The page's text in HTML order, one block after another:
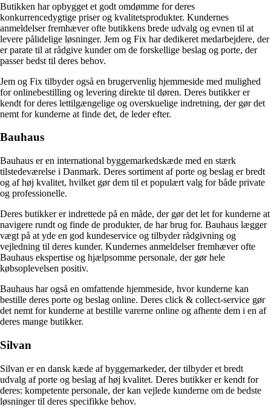
Butikken har opbygget et godt omdømme for deres
konkurrencedygtige priser og kvalitetsprodukter. Kundernes
anmeldelser fremhæver ofte butikkens brede udvalg og evnen til at
levere pålidelige løsninger. Jem og Fix har dedikeret medarbejdere, der
er parate til at rådgive kunder om de forskellige beslag og porte, der
passer bedst til deres behov.
Jem og Fix tilbyder også en brugervenlig hjemmeside med mulighed
for onlinebestilling og levering direkte til døren. Deres butikker er
kendt for deres lettilgængelige og overskuelige indretning, der gør det
nemt for kunderne at finde det, de leder efter.
Bauhaus
Bauhaus er en international byggemarkedskæde med en stærk
tilstedeværelse i Danmark. Deres sortiment af porte og beslag er bredt
og af høj kvalitet, hvilket gør dem til et populært valg for både private
og professionelle.
Deres butikker er indrettede på en måde, der gør det let for kunderne at
navigere rundt og finde de produkter, de har brug for. Bauhaus lægger
vægt på at yde en god kundeservice og tilbyder rådgivning og
vejledning til deres kunder. Kundernes anmeldelser fremhæver ofte
Bauhaus ekspertise og hjælpsomme personale, der gør hele
købsoplevelsen positiv.
Bauhaus har også en omfattende hjemmeside, hvor kunderne kan
bestille deres porte og beslag online. Deres click & collect-service gør
det nemt for kunderne at bestille varerne online og afhente dem i en af
deres mange butikker.
Silvan
Silvan er en dansk kæde af byggemarkeder, der tilbyder et bredt
udvalg af porte og beslag af høj kvalitet. Deres butikker er kendt for
deres: kompetente personale, der kan vejlede kunderne om de bedste
løsninger til deres specifikke behov.